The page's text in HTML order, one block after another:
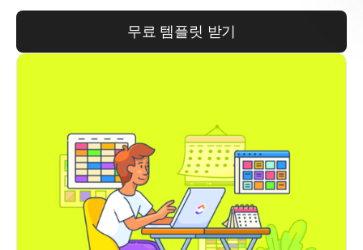
무료 템플릿 받기